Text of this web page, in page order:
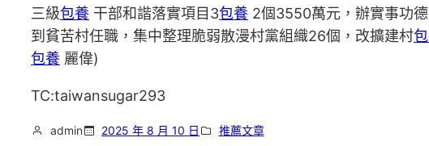
三級包養 干部和諧落實項目3包養 2個3550萬元，辦實事功
到貧苦村任職，集中整理脆弱散漫村黨組織26個，改擴建村
包養 麗偉)
TC:taiwansugar293
admin 2025 年 8 月 10 日 推薦文章